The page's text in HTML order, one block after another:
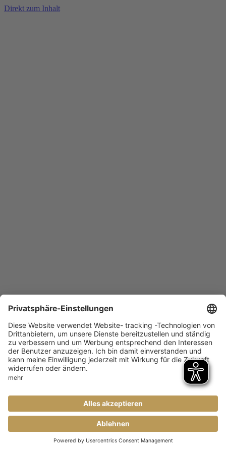
Direkt zum Inhalt